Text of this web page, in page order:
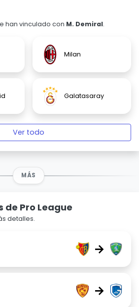
han vinculado con M. Demiral.
Milan
Galatasaray
Ver todo
MÁS
de Pro League
detalles.
→
→